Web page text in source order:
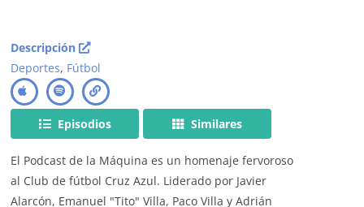
Descripción
Deportes, Fútbol
Episodios Similares
El Podcast de la Máquina es un homenaje fervoroso
al Club de fútbol Cruz Azul. Liderado por Javier
Alarcón, Emanuel "Tito" Villa, Paco Villa y Adrián